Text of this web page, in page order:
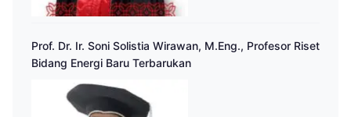
Prof. Dr. Ir. Soni Solistia Wirawan, M.Eng., Profesor Riset
Bidang Energi Baru Terbarukan